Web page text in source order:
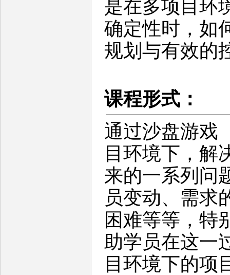
是在多项目环
确定性时，如
规划与有效的
课程形式：
通过沙盘游戏
目环境下，解
来的一系列问
员变动、需求
困难等等，特
助学员在这一
目环境下的项